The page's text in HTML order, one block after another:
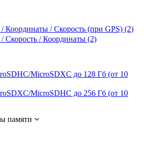
Координаты / Скорость (при GPS) (2)
Скорость / Координаты (2)
MicroSDXC до 128 Гб (от 10
MicroSDHC до 256 Гб (от 10
памяти